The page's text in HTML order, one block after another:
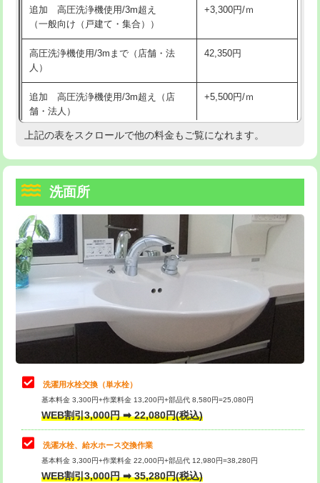
マス交換（深さ50㎝以上） 66,000円
コンクリート斫り（厚さ10㎝まで） 27,500円
コンクリート斫り（厚さ10㎝超え）
モルタル補修（厚さ10㎝まで）
モルタル補修（厚さ10㎝超え） 38,500円
洗面台設置 38,500円
追加人工
廃棄・処分 現場見積
※給水管工事は20mmまでの価格です。
持込商品取付（混合水栓） 16,500円
給水管工事※（ホール加工)
給水管工事※（バンド止め) 3,300円
給水管工事※（支持金具設置) 5,500円
給水管工事※（保温材使用（バンド止
め込み）)
5,500円
給水管工事※（土の掘削・埋め戻し作
業)
11,000円
給水管工事※（塩ビ管（VP・HI）使
用/3ｍまで)
33,000円
給水管工事※（塩ビ管（VP・HI）使
用（追加）/3ｍ超え)
給水管工事※（ライニング鋼管・銅
管・ポリ管・HT管使用/3ｍまで)
44,000円
給水管工事※（ライニング鋼管・銅
管・ポリ管・HT管使用/3ｍ超え)
排水管工事（土の掘削・埋め戻し作
業）
排水管工事（排水管工事/3ｍまで） 55,000円
追加 高圧洗浄機使用/3m超え
（一般向け（戸建て・集合））
+3,300円/ｍ
高圧洗浄機使用/3mまで（店舗・法
人）
42,350円
追加 高圧洗浄機使用/3m超え（店
舗・法人）
+5,500円/ｍ
高度高圧洗浄換 現地調査
トーラー機使用/3mまで
追加トーラー機使用/3m超え +3,300円
カメラ調査 33,000円
桝清掃
止水・漏水調査・防水処理・清掃・修
理・調整・分解・加工など（軽作業）
11,000円
止水・漏水調査・防水処理・清掃・修
理・調整・分解・加工など（中作業）
22,000円
止水・漏水調査・防水処理・清掃・修
理・調整・分解・加工など（重作業）
33,000円
キッチンタンク脱着
その他部品の脱着
上記の表をスクロールで他の料金もご覧になれます。
洗面所
洗濯用水栓交換（単水栓）
基本料金 3,300円+作業料金 13,200円+部品代 8,580円=25,080円
WEB割引3,000円 ➡ 22,080円(税込)
洗濯水栓、給水ホース交換作業
基本料金 3,300円+作業料金 22,000円+部品代 12,980円=38,280円
WEB割引3,000円 ➡ 35,280円(税込)